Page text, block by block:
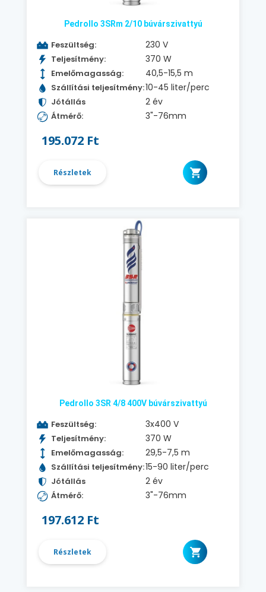
Pedrollo 3SRm 2/10 búvárszivattyú
Feszültség: 230 V
Teljesítmény: 370 W
Emelőmagasság: 40,5-15,5 m
Szállítási teljesítmény:10-45 liter/perc
Jótállás 2 év
Átmérő: 3"-76mm
195.072 Ft
Részletek
Pedrollo 3SR 4/8 400V búvárszivattyú
Feszültség: 3x400 V
Teljesítmény: 370 W
Emelőmagasság: 29,5-7,5 m
Szállítási teljesítmény:15-90 liter/perc
Jótállás 2 év
Átmérő: 3"-76mm
197.612 Ft
Részletek